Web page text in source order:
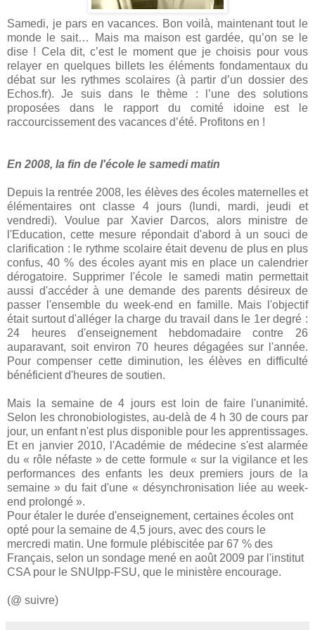
Samedi, je pars en vacances. Bon voilà, maintenant tout le
monde le sait… Mais ma maison est gardée, qu’on se le
dise ! Cela dit, c’est le moment que je choisis pour vous
relayer en quelques billets les éléments fondamentaux du
débat sur les rythmes scolaires (à partir d’un dossier des
Echos.fr). Je suis dans le thème : l’une des solutions
proposées dans le rapport du comité idoine est le
raccourcissement des vacances d’été. Profitons en !
En 2008, la fin de l'école le samedi matin
Depuis la rentrée 2008, les élèves des écoles maternelles et
élémentaires ont classe 4 jours (lundi, mardi, jeudi et
vendredi). Voulue par Xavier Darcos, alors ministre de
l'Education, cette mesure répondait d'abord à un souci de
clarification : le rythme scolaire était devenu de plus en plus
confus, 40 % des écoles ayant mis en place un calendrier
dérogatoire. Supprimer l'école le samedi matin permettait
aussi d'accéder à une demande des parents désireux de
passer l'ensemble du week-end en famille. Mais l'objectif
était surtout d'alléger la charge du travail dans le 1er degré :
24 heures d'enseignement hebdomadaire contre 26
auparavant, soit environ 70 heures dégagées sur l'année.
Pour compenser cette diminution, les élèves en difficulté
bénéficient d'heures de soutien.
Mais la semaine de 4 jours est loin de faire l'unanimité.
Selon les chronobiologistes, au-delà de 4 h 30 de cours par
jour, un enfant n'est plus disponible pour les apprentissages.
Et en janvier 2010, l'Académie de médecine s'est alarmée
du « rôle néfaste » de cette formule « sur la vigilance et les
performances des enfants les deux premiers jours de la
semaine » du fait d'une « désynchronisation liée au week-
end prolongé ».
Pour étaler le durée d'enseignement, certaines écoles ont
opté pour la semaine de 4,5 jours, avec des cours le
mercredi matin. Une formule plébiscitée par 67 % des
Français, selon un sondage mené en août 2009 par l'institut
CSA pour le SNUIpp-FSU, que le ministère encourage.
(@ suivre)